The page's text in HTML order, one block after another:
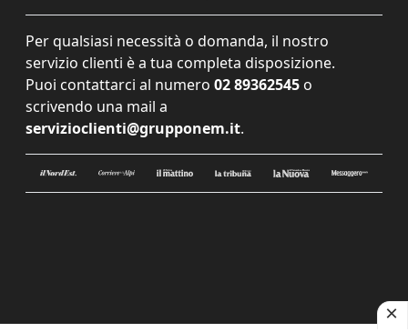
Per qualsiasi necessità o domanda, il nostro
servizio clienti è a tua completa disposizione.
Puoi contattarci al numero 02 89362545 o
scrivendo una mail a
servizioclienti@grupponem.it.